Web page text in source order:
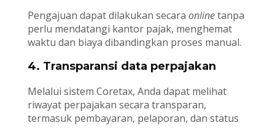
Pengajuan dapat dilakukan secara onlinetanpa
perlu mendatangi kantor pajak, menghemat
waktu dan biaya dibandingkan proses manual.
4. Transparansi data perpajakan
Melalui sistem Coretax, Anda dapat melihat
riwayat perpajakan secara transparan,
termasuk pembayaran, pelaporan, dan status